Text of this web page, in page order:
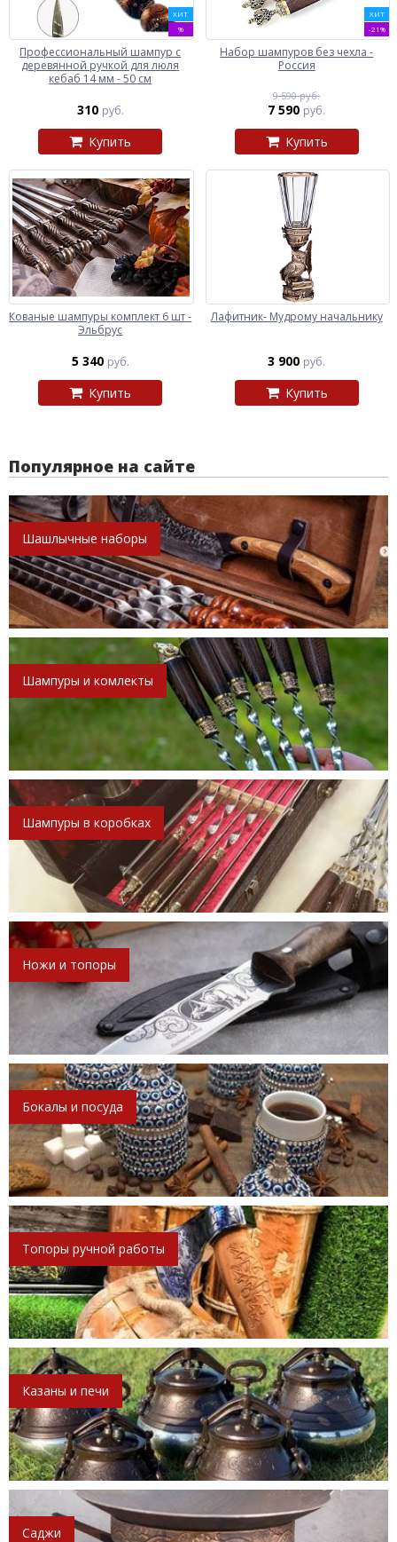
ХИТ
%
Профессиональный шампур с
деревянной ручкой для люля
кебаб 14 мм - 50 см
310 руб.
Купить
ХИТ
-21%
Набор шампуров без чехла -
Россия
9 590 руб.
7 590 руб.
Купить
Кованые шампуры комплект 6 шт -
Эльбрус
5 340 руб.
Купить
Лафитник- Мудрому начальнику
3 900 руб.
Купить
Популярное на сайте
Шашлычные наборы
Шампуры и комлекты
Шампуры в коробках
Ножи и топоры
Бокалы и посуда
Топоры ручной работы
Казаны и печи
Саджи